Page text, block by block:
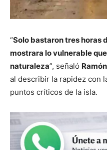
“Solo bastaron tres horas
mostrara lo vulnerable
naturaleza”, señaló
al describir la rapidez con
puntos críticos de la isla.